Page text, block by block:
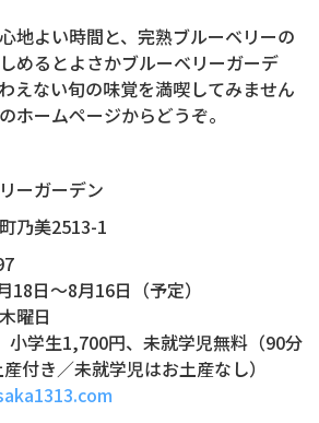
地よい時間と、完熟ブルーベリーの
めるとよさかブルーベリーガーデ
えない旬の味覚を満喫してみません
ームページからどうぞ。
ーガーデン
乃美2513-1
日～8月16日（予定）
曜日
小学生1,700円、未就学児無料（90分
付き／未就学児はお土産なし）